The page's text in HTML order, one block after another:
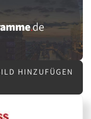
HINZUFÜGEN